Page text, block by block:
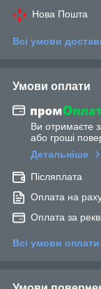
Нова Пошта
Всі умови
Умови оплати
Ви отримаєте
або гроші
Детальніше
Післяплата
Оплата на
Оплата за
Всі умови оплати